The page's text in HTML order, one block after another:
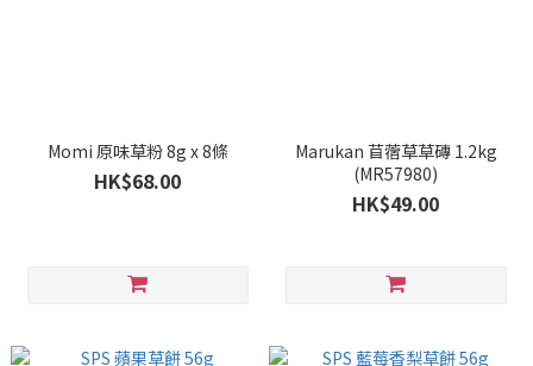
Momi 原味草粉 8g x 8條
HK$68.00
Marukan 苜蓿草草磚 1.2kg
(MR57980)
HK$49.00